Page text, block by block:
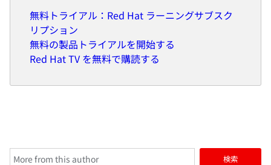
無料トライアル：Red Hat ラーニングサブスク
リプション
無料の製品トライアルを開始する
Red Hat TV を無料で購読する
検索